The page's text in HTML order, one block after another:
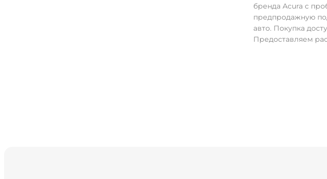
бренда Acura с
предпродажную
авто. Покупка
Предоставляем